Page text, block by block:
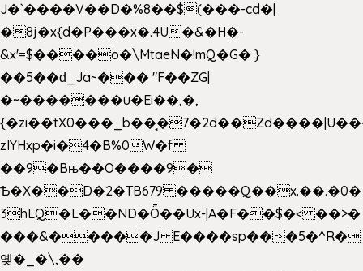
J�`����V��D�%8��$(���-cd�|
�8j�x{d�P���x�.4U�&�H�-
&x'=$����o�\MtaeN�!mQ�G� }
��5��ԁ_Ja~��� "F��ZG|
�~�������u�Ei��,�,
zlYHxp�i�4�B%0W�f
��9�Bњ��O����9�
Ѣ�X��D�2�TB679 �����Q��x.��.�0�
3hLQ�L��ND�Ȫ��Ux-|A�F��$�< ��>�
���&�����J E����sp���5�^R�
옞�_�\,��